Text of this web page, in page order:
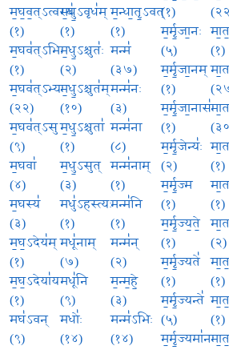
म॒घ॒व॒त्ऽत्वस्य॑
(१)
म॒घव॑त्ऽभिः
(१)
म॒घव॑त्ऽभ्यः
(२२)
म॒घव॑त्ऽसु
(९)
म॒घवा॑
(४)
म॒घस्य॑
(३)
म॒घ॒ऽदेय॑म्
(१)
म॒घ॒ऽदेया॑य
(१)
मघ॑ऽवन्
(९)
म॒धु॒ऽवृध॑म्
(१)
म॒धु॒ऽश्चुतः॑
(२)
म॒धु॒ऽश्चुत॑म्
(१०)
म॒धु॒ऽश्चुता॑
(१)
म॒धु॒ऽसुत्
(३)
मधु॑ऽहस्त्यः
(१)
मधू॑नाम्
(७)
मधू॑नि
(९)
मधोः॑
(१४)
म॒न्धा॒तृ॒ऽवत्
(१)
मन्म॑
(३७)
मन्म॑नः
(३)
मन्म॑ना
(८)
मन्म॑नाम्
(१)
मन्म॑नि
(१)
मन्म॑न्
(२)
म॒न्म॒हे॒
(३)
मन्म॑ऽभिः
(१४)
(१)
म॒र्मृ॒जा॒नः
(५)
म॒र्मृ॒जा॒नम्
(१)
म॒र्मृ॒जा॒नासः॑
(१)
म॒र्मृ॒जेन्यः॑
(२)
म॒र्मृ॒ज्म
(१)
म॒र्मृ॒ज्य॒ते॒
(१)
म॒र्मृ॒ज्यते॑
(१)
म॒र्मृ॒ज्यन्ते॑
(५)
म॒र्मृ॒ज्यमा॑नः
(१)
(१)
(१)
(२)
(१)
(१)